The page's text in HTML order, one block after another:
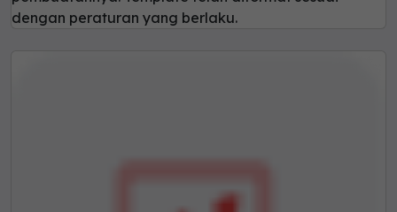
dengan peraturan yang berlaku.